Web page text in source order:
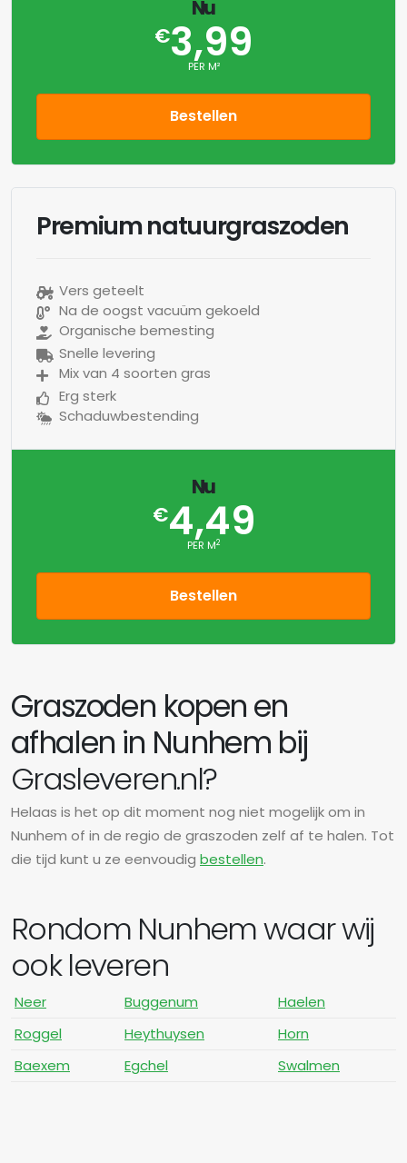
Nu
€3,99
PER M²
Bestellen
Premium natuurgraszoden
Vers geteelt
Na de oogst vacuüm gekoeld
Organische bemesting
Snelle levering
Mix van 4 soorten gras
Erg sterk
Schaduwbestending
Nu
€4,49
PER M2
Bestellen
Graszoden kopen en
afhalen in Nunhem bij
Grasleveren.nl?
Helaas is het op dit moment nog niet mogelijk om in
Nunhem of in de regio de graszoden zelf af te halen. Tot
die tijd kunt u ze eenvoudig bestellen.
Rondom Nunhem waar wij
ook leveren
Neer Buggenum
Haelen
Roggel
Heythuysen
Horn
Baexem
Egchel Swalmen